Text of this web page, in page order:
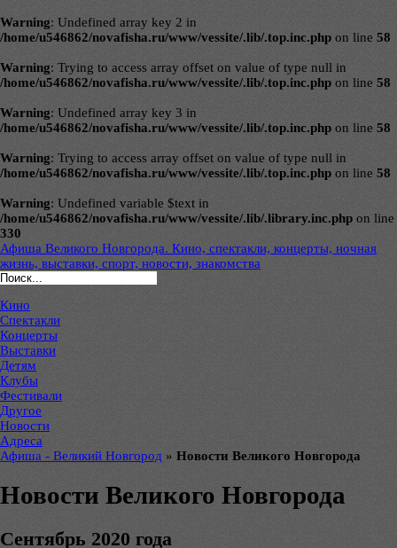
Warning: Undefined array key 2 in
/home/u546862/novafisha.ru/www/vessite/.lib/.top.inc.php on line 58
Warning: Trying to access array offset on value of type null in
/home/u546862/novafisha.ru/www/vessite/.lib/.top.inc.php on line 58
Warning: Undefined array key 3 in
/home/u546862/novafisha.ru/www/vessite/.lib/.top.inc.php on line 58
Warning: Trying to access array offset on value of type null in
/home/u546862/novafisha.ru/www/vessite/.lib/.top.inc.php on line 58
Warning: Undefined variable $text in
/home/u546862/novafisha.ru/www/vessite/.lib/.library.inc.php on line
330
Афиша Великого Новгорода. Кино, спектакли, концерты, ночная
жизнь, выставки, спорт, новости, знакомства
Кино
Спектакли
Концерты
Выставки
Детям
Клубы
Фестивали
Другое
Новости
Адреса
Афиша - Великий Новгород » Новости Великого Новгорода
Новости Великого Новгорода
Сентябрь 2020 года